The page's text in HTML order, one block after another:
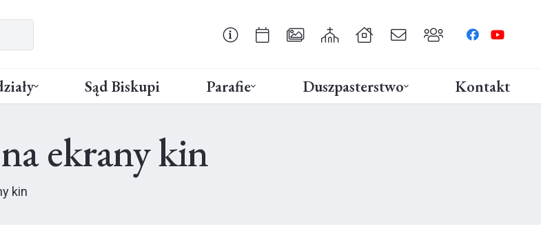
Sąd Biskupi Parafie Duszpasterstwo Kontakt
ekrany kin
kin